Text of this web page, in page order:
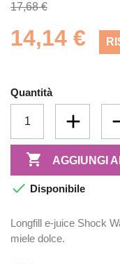
17,68 €
14,14 €
Quantità
 AGGIUNGI
 Disponibile
Longfill e-juice Shock
miele dolce.